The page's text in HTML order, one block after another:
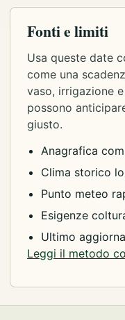
Fonti e limiti
Usa queste date
come una
vaso, irrigazione
possono
giusto.
Anagrafica
Clima storico
Punto meteo
Esigenze
Ultimo
Leggi il metodo